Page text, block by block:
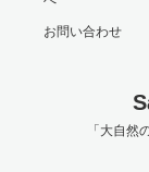
お問い合わせ
「大自然